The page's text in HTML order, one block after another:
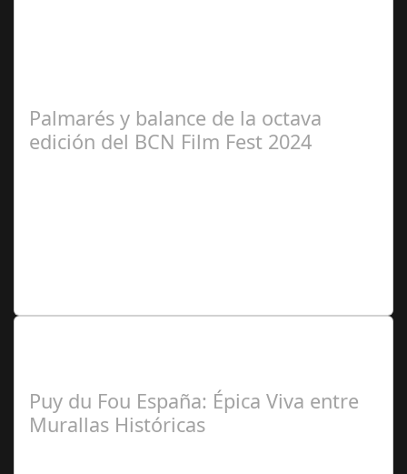
Palmarés y balance de la octava
edición del BCN Film Fest 2024
Puy du Fou España: Épica Viva entre
Murallas Históricas